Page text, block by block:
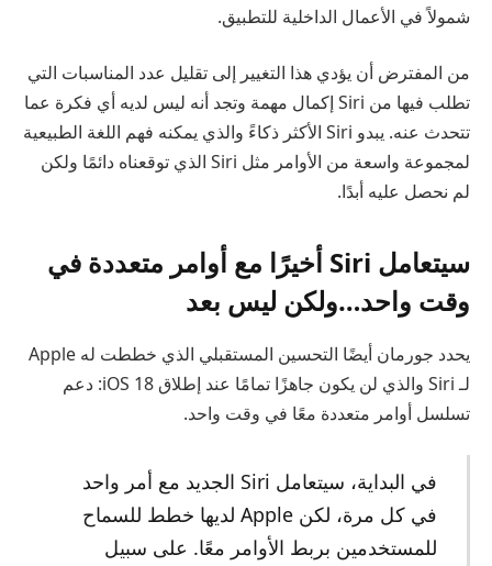
شمولاً في الأعمال الداخلية للتطبيق.
من المفترض أن يؤدي هذا التغيير إلى تقليل عدد المناسبات التي
تطلب فيها من Siri إكمال مهمة وتجد أنه ليس لديه أي فكرة عما
تتحدث عنه. يبدو Siri الأكثر ذكاءً والذي يمكنه فهم اللغة الطبيعية
لمجموعة واسعة من الأوامر مثل Siri الذي توقعناه دائمًا ولكن
لم نحصل عليه أبدًا.
سيتعامل Siri أخيرًا مع أوامر متعددة في
وقت واحد…ولكن ليس بعد
يحدد جورمان أيضًا التحسين المستقبلي الذي خططت له Apple
لـ Siri والذي لن يكون جاهزًا تمامًا عند إطلاق iOS 18: دعم
تسلسل أوامر متعددة معًا في وقت واحد.
في البداية، سيتعامل Siri الجديد مع أمر واحد
في كل مرة، لكن Apple لديها خطط للسماح
للمستخدمين بربط الأوامر معًا. على سبيل